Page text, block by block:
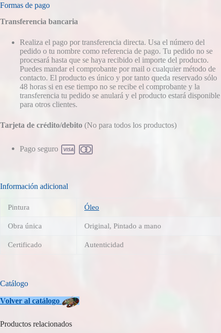
Formas de pago
Transferencia bancaria
Realiza el pago por transferencia directa. Usa el número del
pedido o tu nombre como referencia de pago. Tu pedido no se
procesará hasta que se haya recibido el importe del producto.
Puedes mandar el comprobante por mail o cualquier método de
contacto. El producto es único y por tanto queda reservado sólo
48 horas si en ese tiempo no se recibe el comprobante y la
transferencia tu pedido se anulará y el producto estará disponible
para otros clientes.
Tarjeta de crédito/debito (No para todos los productos)
Pago seguro
Información adicional
Pintura Óleo
Obra única Original, Pintado a mano
Certificado Autenticidad
Catálogo
Volver al catálogo
Productos relacionados